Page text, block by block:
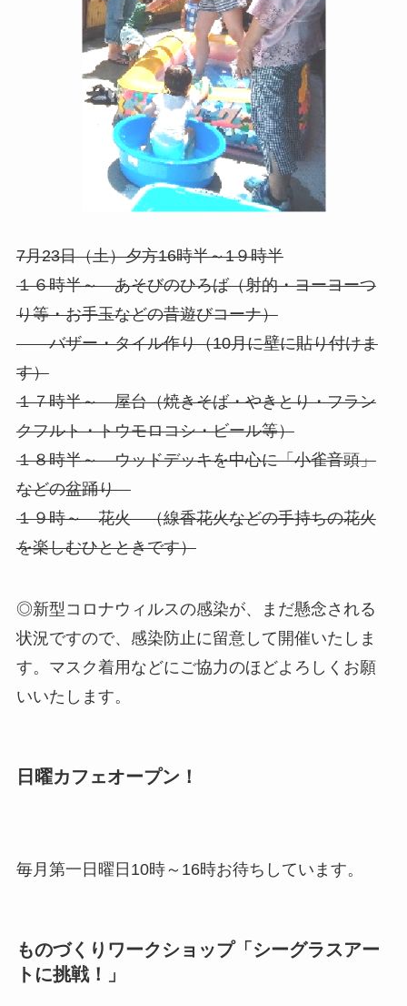
7月23日（土）夕方16時半～1９時半
１６時半～ あそびのひろば（射的・ヨーヨーつ
り等・お手玉などの昔遊びコーナ）
バザー・タイル作り（10月に壁に貼り付けま
す）
１７時半～ 屋台（焼きそば・やきとり・フラン
クフルト・トウモロコシ・ビール等）
１８時半～ ウッドデッキを中心に「小雀音頭」
などの盆踊り
１９時～ 花火 （線香花火などの手持ちの花火
を楽しむひとときです）
◎新型コロナウィルスの感染が、まだ懸念される
状況ですので、感染防止に留意して開催いたしま
す。マスク着用などにご協力のほどよろしくお願
いいたします。
日曜カフェオープン！
毎月第一日曜日10時～16時お待ちしています。
ものづくりワークショップ「シーグラスアー
トに挑戦！」